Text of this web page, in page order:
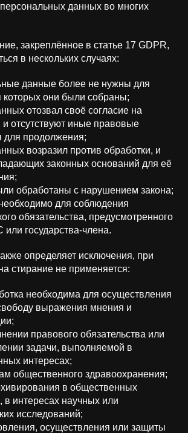
данных во многих
закреплённое в статье 17 GDPR,
в нескольких случаях:
данные более не нужны для
которых они были собраны;
отозвал своё согласие на
и отсутствуют иные правовые
для продолжения;
возразил против обработки, и
законных оснований для её
обработаны с нарушением закона;
для соблюдения
обязательства, предусмотренного
государства-члена.
определяет исключения, при
стирание не применяется:
необходима для осуществления
выражения мнения и
правового обязательства или
задачи, выполняемой в
интересах;
общественного здравоохранения;
в общественных
в интересах научных или
исследований;
осуществления или защиты